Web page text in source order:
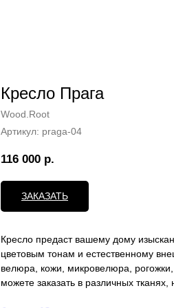
Кресло Прага
Wood.Root
Артикул: praga-04
116 000 р.
ЗАКАЗАТЬ
Кресло предаст вашему дому
цветовым тонам и естественному
велюра, кожи, микровелюра,
можете заказать в различных